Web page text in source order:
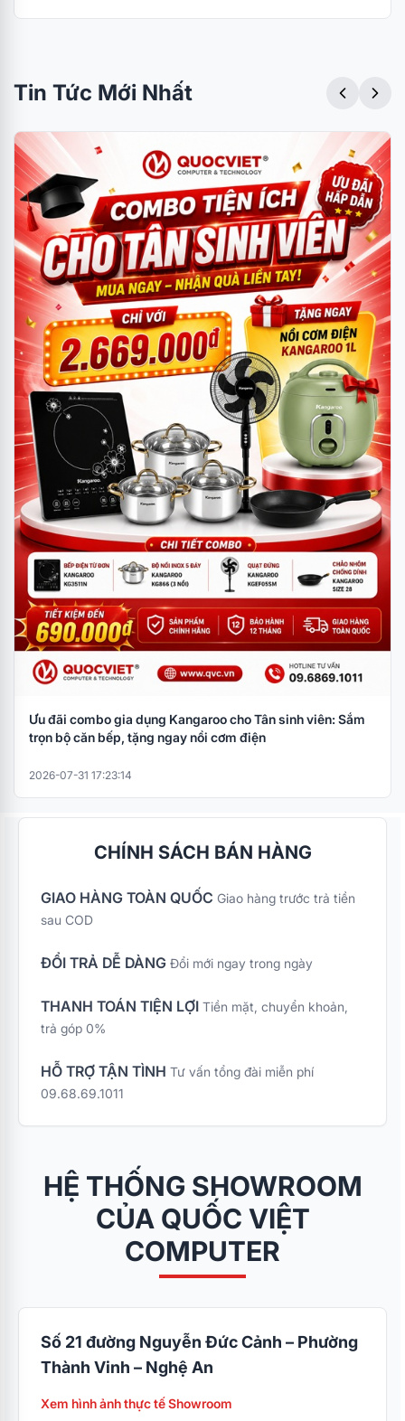
Tin Tức Mới Nhất
Ưu đãi combo gia dụng Kangaroo cho Tân sinh viên: Sắm
trọn bộ căn bếp, tặng ngay nồi cơm điện
2026-07-31 17:23:14
CHÍNH SÁCH BÁN HÀNG
GIAO HÀNG TOÀN QUỐC Giao hàng trước trả tiền
sau COD
ĐỔI TRẢ DỄ DÀNG Đổi mới ngay trong ngày
THANH TOÁN TIỆN LỢI Tiền mặt, chuyển khoản,
trả góp 0%
HỖ TRỢ TẬN TÌNH Tư vấn tổng đài miễn phí
09.68.69.1011
HỆ THỐNG SHOWROOM
CỦA QUỐC VIỆT
COMPUTER
Số 21 đường Nguyễn Đức Cảnh – Phường
Thành Vinh – Nghệ An
Xem hình ảnh thực tế Showroom